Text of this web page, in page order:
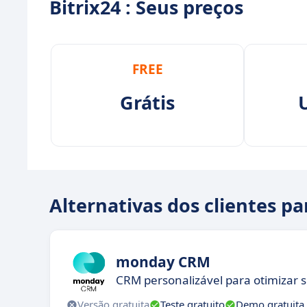
Bitrix24 : Seus preços
FREE
Grátis
Alternativas dos clientes
monday CRM
CRM personalizável para otimizar